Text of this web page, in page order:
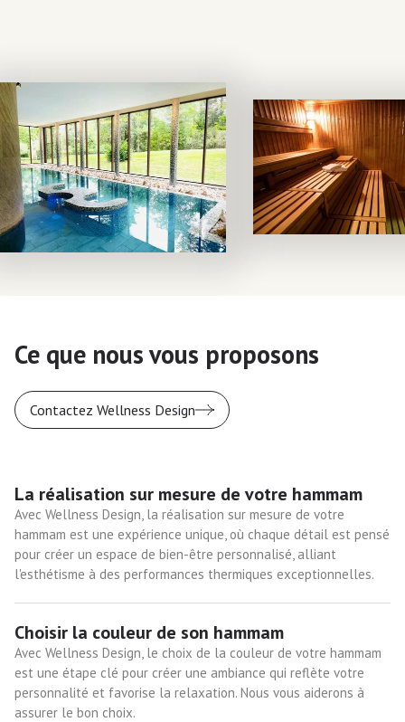
Ce que nous vous proposons
Contactez Wellness Design
La réalisation sur mesure de votre hammam
Avec Wellness Design, la réalisation sur mesure de votre
hammam est une expérience unique, où chaque détail est pensé
pour créer un espace de bien-être personnalisé, alliant
l'esthétisme à des performances thermiques exceptionnelles.
Choisir la couleur de son hammam
Avec Wellness Design, le choix de la couleur de votre hammam
est une étape clé pour créer une ambiance qui reflète votre
personnalité et favorise la relaxation. Nous vous aiderons à
assurer le bon choix.